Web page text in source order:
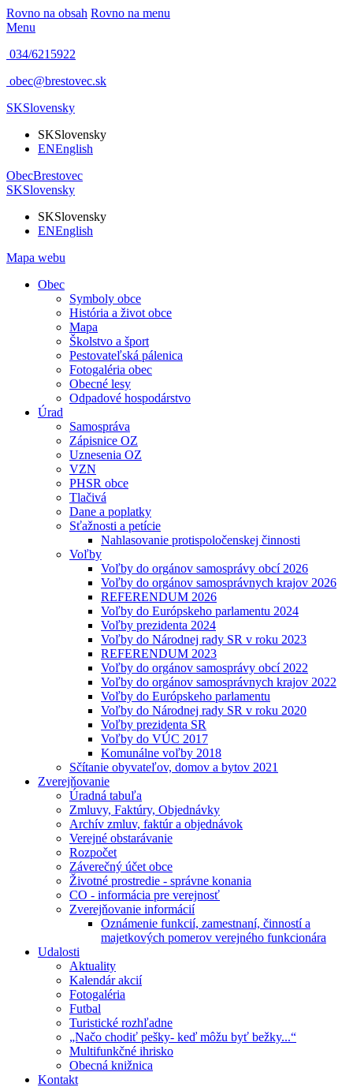
Rovno na obsah Rovno na menu
Menu
034/6215922
obec@brestovec.sk
SKSlovensky
SKSlovensky
ENEnglish
ObecBrestovec
SKSlovensky
SKSlovensky
ENEnglish
Mapa webu
Obec
Symboly obce
História a život obce
Mapa
Školstvo a šport
Pestovateľská pálenica
Fotogaléria obec
Obecné lesy
Odpadové hospodárstvo
Úrad
Samospráva
Zápisnice OZ
Uznesenia OZ
VZN
PHSR obce
Tlačivá
Dane a poplatky
Sťažnosti a petície
Nahlasovanie protispoločenskej činnosti
Voľby
Voľby do orgánov samosprávy obcí 2026
Voľby do orgánov samosprávnych krajov 2026
REFERENDUM 2026
Voľby do Európskeho parlamentu 2024
Voľby prezidenta 2024
Voľby do Národnej rady SR v roku 2023
REFERENDUM 2023
Voľby do orgánov samosprávy obcí 2022
Voľby do orgánov samosprávnych krajov 2022
Voľby do Európskeho parlamentu
Voľby do Národnej rady SR v roku 2020
Voľby prezidenta SR
Voľby do VÚC 2017
Komunálne voľby 2018
Sčítanie obyvateľov, domov a bytov 2021
Zverejňovanie
Úradná tabuľa
Zmluvy, Faktúry, Objednávky
Archív zmluv, faktúr a objednávok
Verejné obstarávanie
Rozpočet
Záverečný účet obce
Životné prostredie - správne konania
CO - informácia pre verejnosť
Zverejňovanie informácií
Oznámenie funkcií, zamestnaní, činností a
majetkových pomerov verejného funkcionára
Udalosti
Aktuality
Kalendár akcií
Fotogaléria
Futbal
Turistické rozhľadne
„Načo chodiť pešky- keď môžu byť bežky...“
Multifunkčné ihrisko
Obecná knižnica
Kontakt